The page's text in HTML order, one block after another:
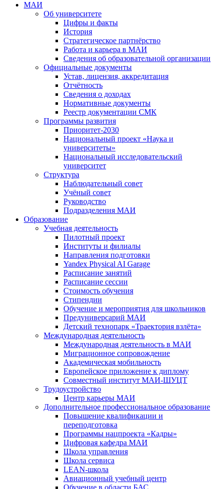
МАИ
Об университете
Цифры и факты
История
Стратегическое партнёрство
Работа и карьера в МАИ
Сведения об образовательной организации
Официальные документы
Устав, лицензия, аккредитация
Отчётность
Сведения о доходах
Нормативные документы
Реестр документации СМК
Программы развития
Приоритет-2030
Национальный проект «Наука и
университеты»
Национальный исследовательский
университет
Структура
Наблюдательный совет
Учёный совет
Руководство
Подразделения МАИ
Образование
Учебная деятельность
Пилотный проект
Институты и филиалы
Направления подготовки
Yandex Physical AI Garage
Расписание занятий
Расписание сессии
Стоимость обучения
Стипендии
Обучение и мероприятия для школьников
Предуниверсарий МАИ
Детский технопарк «Траектория взлёта»
Международная деятельность
Международная деятельность в МАИ
Миграционное сопровождение
Академическая мобильность
Европейское приложение к диплому
Совместный институт МАИ-ШУЦТ
Трудоустройство
Центр карьеры МАИ
Дополнительное профессиональное образование
Повышение квалификации и
переподготовка
Программы нацпроекта «Кадры»
Цифровая кафедра МАИ
Школа управления
Школа сервиса
LEAN-школа
Авиационный учебный центр